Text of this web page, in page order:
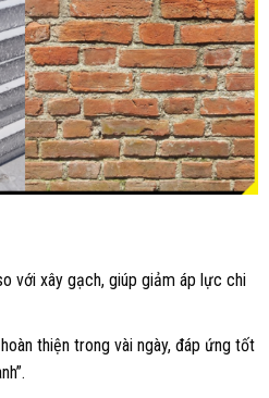
với xây gạch, giúp giảm áp lực chi
thiện trong vài ngày, đáp ứng tốt